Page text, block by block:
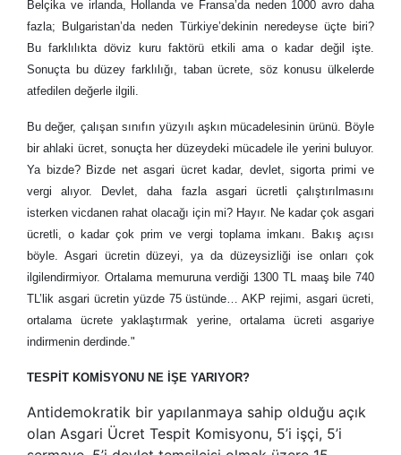
Belçika ve irlanda, Hollanda ve Fransa’da neden 1000 avro daha
fazla; Bulgaristan’da neden Türkiye’dekinin neredeyse üçte biri?
Bu farklılıkta döviz kuru faktörü etkili ama o kadar değil işte.
Sonuçta bu düzey farklılığı, taban ücrete, söz konusu ülkelerde
atfedilen değerle ilgili.
Bu değer, çalışan sınıfın yüzyılı aşkın mücadelesinin ürünü. Böyle
bir ahlaki ücret, sonuçta her düzeydeki mücadele ile yerini buluyor.
Ya bizde? Bizde net asgari ücret kadar, devlet, sigorta primi ve
vergi alıyor. Devlet, daha fazla asgari ücretli çalıştırılmasını
isterken vicdanen rahat olacağı için mi? Hayır. Ne kadar çok asgari
ücretli, o kadar çok prim ve vergi toplama imkanı. Bakış açısı
böyle. Asgari ücretin düzeyi, ya da düzeysizliği ise onları çok
ilgilendirmiyor. Ortalama memuruna verdiği 1300 TL maaş bile 740
TL’lik asgari ücretin yüzde 75 üstünde… AKP rejimi, asgari ücreti,
ortalama ücrete yaklaştırmak yerine, ortalama ücreti asgariye
indirmenin derdinde."
TESPİT KOMİSYONU NE İŞE YARIYOR?
Antidemokratik bir yapılanmaya sahip olduğu açık
olan Asgari Ücret Tespit Komisyonu, 5’i işçi, 5’i